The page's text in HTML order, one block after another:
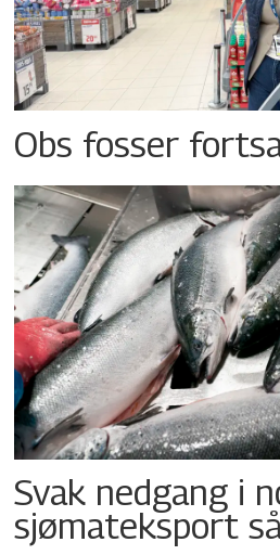
Obs fosser
Svak nedgang i
sjømateksport